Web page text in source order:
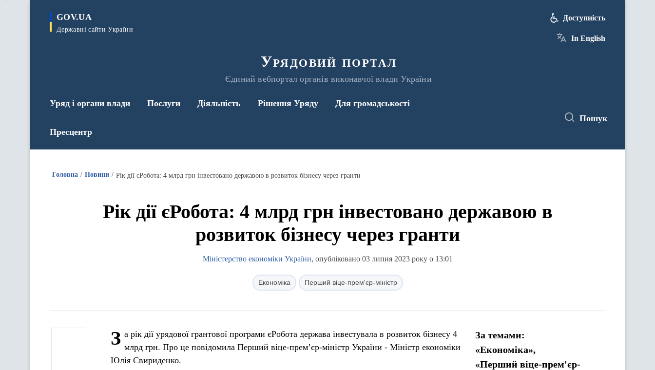
GOV.UA
Державні сайти України
Урядовий портал
Єдиний вебпортал органів виконавчої влади України
Доступність
In English
Уряд і органи влади Послуги Діяльність Рішення Уряду Для громадськості
Пресцентр
Пошук
Головна Новини Рік дії єРобота: 4 млрд грн інвестовано державою в розвиток бізнесу через гранти
Рік дії єРобота: 4 млрд грн інвестовано державою в
розвиток бізнесу через гранти
Міністерство економіки України, опубліковано 03 липня 2023 року о 13:01
Економіка Перший віце-прем'єр-міністр
З а рік дії урядової грантової програми єРобота держава інвестувала в розвиток бізнесу 4
млрд грн. Про це повідомила Перший віце-прем’єр-міністр України - Міністр економіки
Юлія Свириденко.
За темами:
«Економіка»,
«Перший віце-прем'єр-